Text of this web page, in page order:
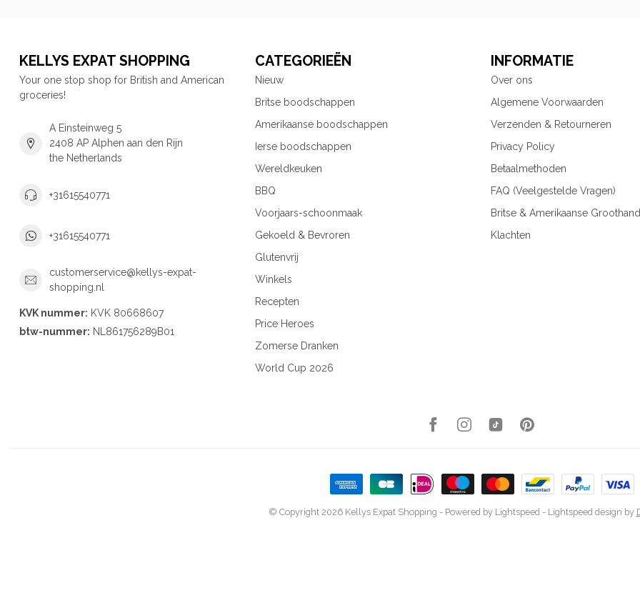
KELLYS EXPAT SHOPPING
Your one stop shop for British and American
groceries!
A Einsteinweg 5
2408 AP Alphen aan den Rijn
the Netherlands
+31615540771
+31615540771
customerservice@kellys-expat-
shopping.nl
KVK nummer: KVK 80668607
btw-nummer: NL861756289B01
CATEGORIEËN
Nieuw
Britse boodschappen
Amerikaanse boodschappen
Ierse boodschappen
Wereldkeuken
BBQ
Voorjaars-schoonmaak
Gekoeld & Bevroren
Glutenvrij
Winkels
Recepten
Price Heroes
Zomerse Dranken
World Cup 2026
INFORMATIE
Over ons
Algemene Voorwaarden
Verzenden & Retourneren
Privacy Policy
Betaalmethoden
FAQ (Veelgestelde Vragen)
Britse & Amerikaanse
Klachten
© Copyright 2026 Kellys Expat Shopping - Powered by Lightspeed- Lightspeed design by